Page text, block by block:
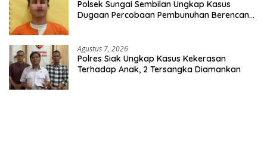
Polsek Sungai Sembilan Ungkap Kasus
Dugaan Percobaan Pembunuhan Berencana,
Agustus 7, 2026
Polres Siak Ungkap Kasus Kekerasan
Terhadap Anak, 2 Tersangka Diamankan